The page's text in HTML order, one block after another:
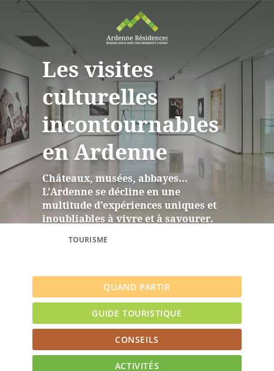
Les visites
culturelles
incontournables
en Ardenne
Châteaux, musées, abbayes...
L’Ardenne se décline en une
multitude d’expériences uniques et
inoubliables à vivre et à savourer.
TOURISME
QUAND PARTIR
GUIDE TOURISTIQUE
CONSEILS
ACTIVITÉS